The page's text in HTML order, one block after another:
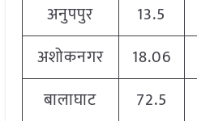
अनुपपुर
13.5
अशोकनगर
18.06
बालाघाट
72.5